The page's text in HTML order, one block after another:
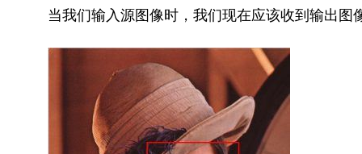
当我们输入源图像时，我们现在应该收到输出图